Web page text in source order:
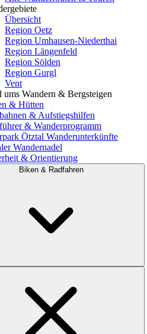
Übersicht
Region Oetz
Region Umhausen-Niederthai
Region Längenfeld
Region Sölden
Region Gurgl
Vent
ums Wandern & Bergsteigen
& Hütten
& Aufstiegshilfen
& Wanderprogramm
Ötztal Wanderunterkünfte
Wandernadel
& Orientierung
Biken & Radfahren